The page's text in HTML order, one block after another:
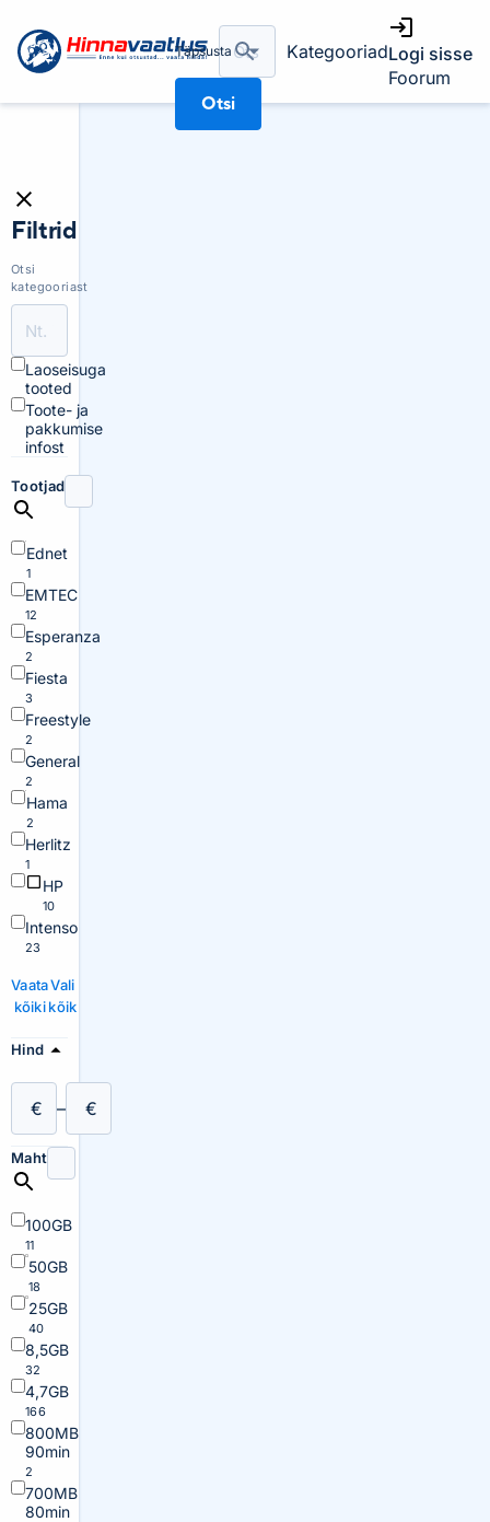
Täpsusta
Otsi
KategooriadLogi sisse
Foorum
Filtrid
Otsi
kategooriast
Laoseisuga
tooted
Toote- ja
pakkumise
infost
Tootjad
Ednet
1
EMTEC
12
Esperanza
2
Fiesta
3
Freestyle
2
General
2
Hama
2
Herlitz
1
HP
10
Intenso
23
Vaata
kõiki
Vali
kõik
Hind
€ – €
Maht
100GB
11
50GB
18
25GB
40
8,5GB
32
4,7GB
166
800MB
90min
2
700MB
80min